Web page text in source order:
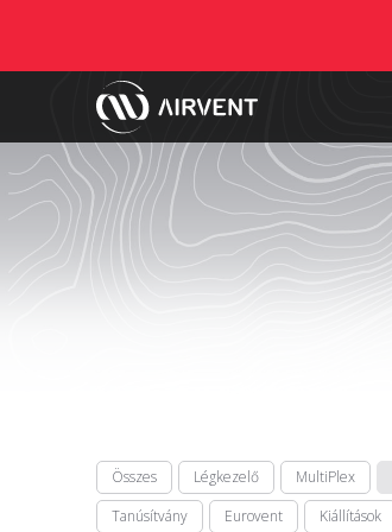
Összes Légkezelő MultiPlex
Tanúsítvány
Eurovent Kiállítások